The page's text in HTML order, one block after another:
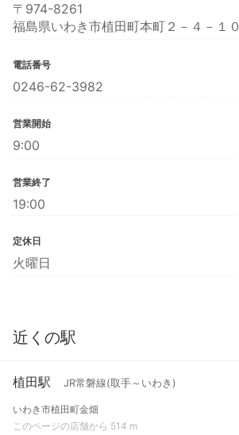
〒974-8261
福島県いわき市植田町本町２－４－１０
電話番号
0246-62-3982
営業開始
9:00
営業終了
19:00
定休日
火曜日
近くの駅
植田駅 JR常磐線(取手～いわき)
いわき市植田町金畑
このページの店舗から 514 m